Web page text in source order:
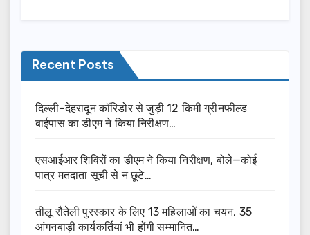
Recent Posts
दिल्ली-देहरादून कॉरिडोर से जुड़ी 12 किमी ग्रीनफील्ड
बाईपास का डीएम ने किया निरीक्षण…
एसआईआर शिविरों का डीएम ने किया निरीक्षण, बोले—कोई
पात्र मतदाता सूची से न छूटे…
तीलू रौतेली पुरस्कार के लिए 13 महिलाओं का चयन, 35
आंगनबाड़ी कार्यकर्तियां भी होंगी सम्मानित…